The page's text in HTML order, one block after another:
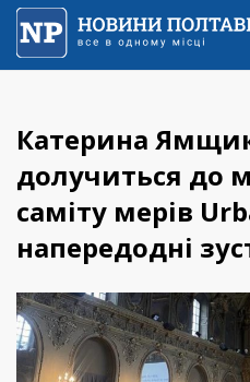
Катерина
долучиться до
саміту мерів
напередодні